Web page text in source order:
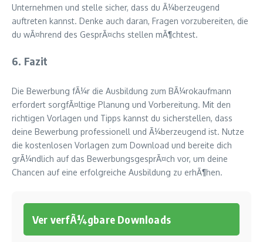
Unternehmen und stelle sicher, dass du Ã¼berzeugend
auftreten kannst. Denke auch daran, Fragen vorzubereiten, die
du wÃ¤hrend des GesprÃ¤chs stellen mÃ¶chtest.
6. Fazit
Die Bewerbung fÃ¼r die Ausbildung zum BÃ¼rokaufmann
erfordert sorgfÃ¤ltige Planung und Vorbereitung. Mit den
richtigen Vorlagen und Tipps kannst du sicherstellen, dass
deine Bewerbung professionell und Ã¼berzeugend ist. Nutze
die kostenlosen Vorlagen zum Download und bereite dich
grÃ¼ndlich auf das BewerbungsgesprÃ¤ch vor, um deine
Chancen auf eine erfolgreiche Ausbildung zu erhÃ¶hen.
Ver verfÃ¼gbare Downloads